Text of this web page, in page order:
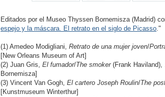
Editados por el Museo Thyssen Bornemisza (Madrid)
espejo y la máscara. El retrato en el siglo de Picasso."
(1) Amedeo Modigliani, Retrato de una mujer joven/
[New Orleans Museum of Art]
(2) Juan Gris, El fumador/The smoker(Frank Haviland),
Bornemisza]
(3) Vincent Van Gogh, El cartero Joseph Roulin/The
[Kunstmuseum Winterthur]